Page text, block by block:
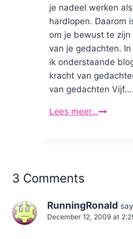
je nadeel werken
hardlopen. Daarom
om je bewust te
van je gedachten.
ik onderstaande
kracht van
van gedachten Vijf...
Lees meer…De
jaar
later
3 Comments
RunningRonald
December 12, 2009 at